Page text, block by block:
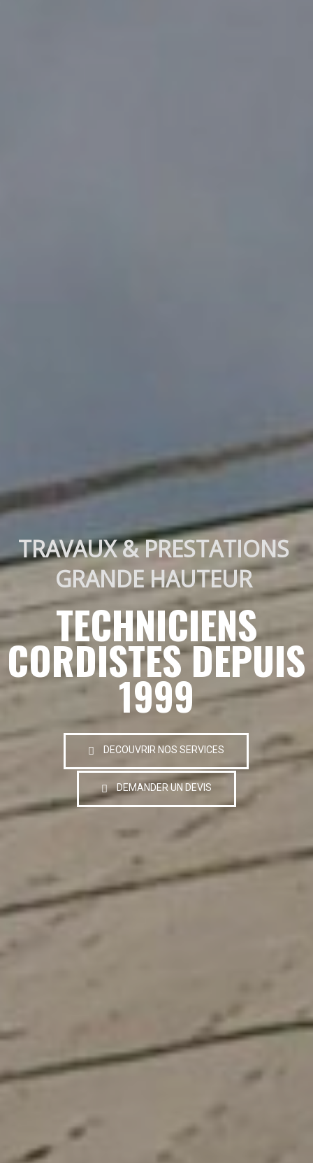
TRAVAUX & PRESTATIONS
GRANDE HAUTEUR
TECHNICIENS
CORDISTES DEPUIS
1999
DECOUVRIR NOS SERVICES
DEMANDER UN DEVIS